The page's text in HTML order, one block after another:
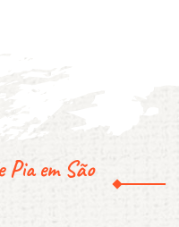
Pia em São